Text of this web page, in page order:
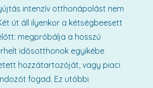
intenzív otthonápolást nem
út áll ilyenkor a kétségbeesett
megpróbálja a hosszú
idősotthonok egyikébe
hozzátartozóját, vagy piaci
fogad. Ez utóbbi